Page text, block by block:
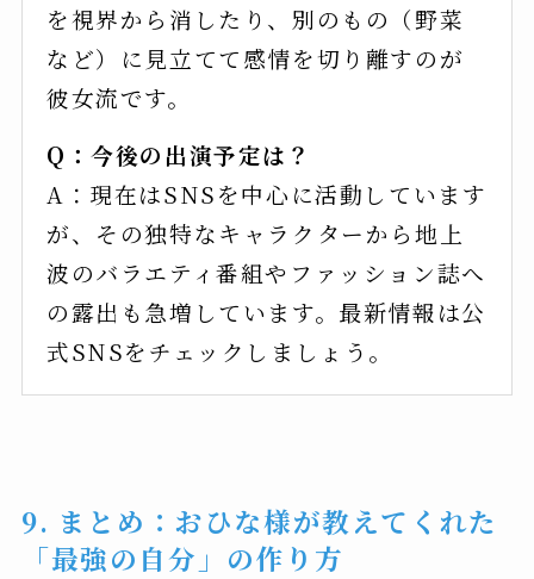
を視界から消したり、別のもの（野菜
など）に見立てて感情を切り離すのが
彼女流です。
Q：今後の出演予定は？
A：現在はSNSを中心に活動しています
が、その独特なキャラクターから地上
波のバラエティ番組やファッション誌へ
の露出も急増しています。最新情報は公
式SNSをチェックしましょう。
9. まとめ：おひな様が教えてくれた
「最強の自分」の作り方